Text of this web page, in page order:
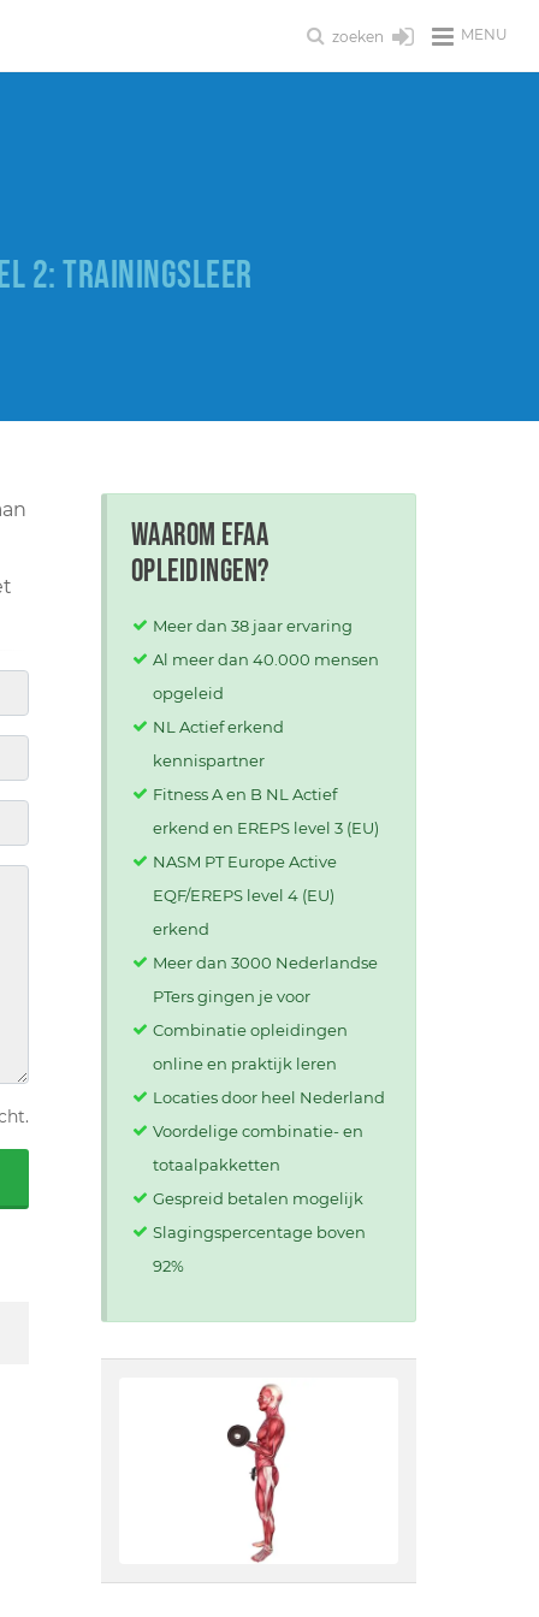
MENU
zoeken
2: TRAININGSLEER
Waarom EFAA
opleidingen?
Meer dan 38 jaar ervaring
Al meer dan 40.000 mensen
opgeleid
NL Actief erkend
kennispartner
Fitness A en B NL Actief
erkend en EREPS level 3 (EU)
NASM PT Europe Active
EQF/EREPS level 4 (EU)
erkend
Meer dan 3000 Nederlandse
PTers gingen je voor
Combinatie opleidingen
online en praktijk leren
Locaties door heel Nederland
Voordelige combinatie- en
totaalpakketten
Gespreid betalen mogelijk
Slagingspercentage boven
92%